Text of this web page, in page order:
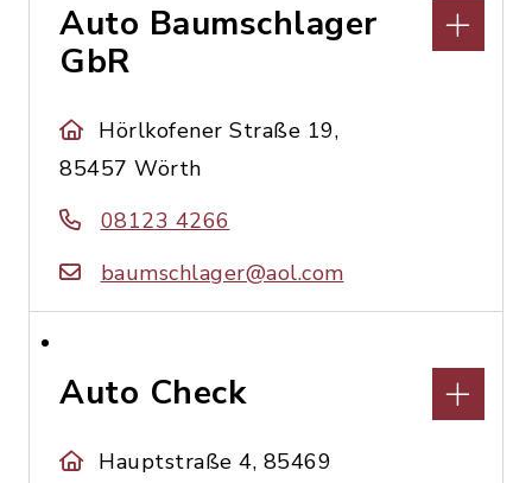
Auto Baumschlager
GbR
Hörlkofener Straße 19,
85457 Wörth
08123 4266
baumschlager@aol.com
Auto Check
Hauptstraße 4, 85469